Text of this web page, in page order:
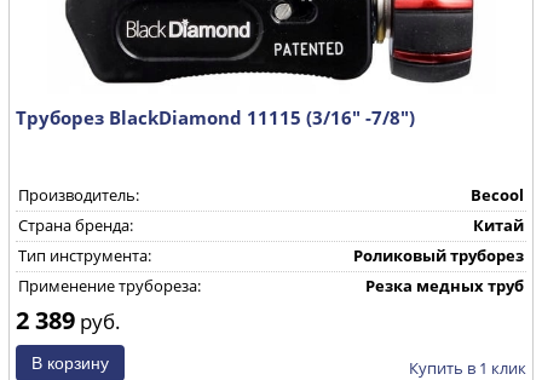
Труборез BlackDiamond 11115 (3/16" -7/8")
Производитель:
Becool
Страна бренда:
Китай
Тип инструмента:
Роликовый труборез
Применение трубореза:
Резка медных труб
2 389 руб.
Купить в 1 клик